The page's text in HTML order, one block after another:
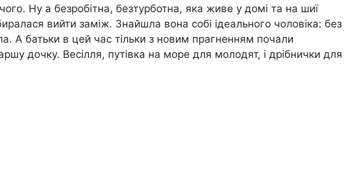
Ну а безробітна, безтурботна, яка живе у домі та на шиї
вийти заміж. Знайшла вона собі ідеального чоловіка: без
А батьки в цей час тільки з новим прагненням почали
дочку. Весілля, путівка на море для молодят, і дрібнички для